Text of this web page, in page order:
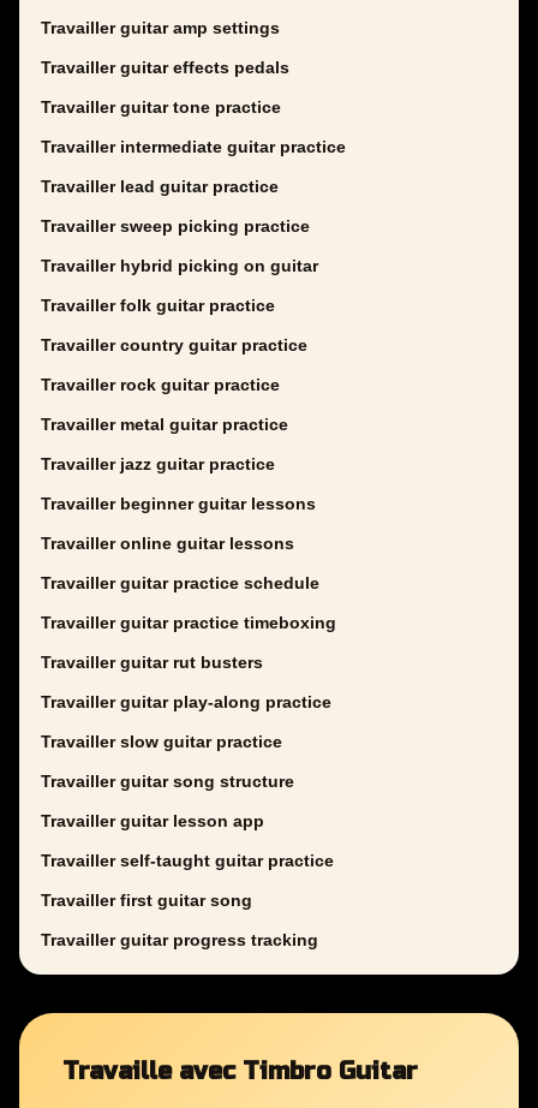
Travailler guitar amp settings
Travailler guitar effects pedals
Travailler guitar tone practice
Travailler intermediate guitar practice
Travailler lead guitar practice
Travailler sweep picking practice
Travailler hybrid picking on guitar
Travailler folk guitar practice
Travailler country guitar practice
Travailler rock guitar practice
Travailler metal guitar practice
Travailler jazz guitar practice
Travailler beginner guitar lessons
Travailler online guitar lessons
Travailler guitar practice schedule
Travailler guitar practice timeboxing
Travailler guitar rut busters
Travailler guitar play-along practice
Travailler slow guitar practice
Travailler guitar song structure
Travailler guitar lesson app
Travailler self-taught guitar practice
Travailler first guitar song
Travailler guitar progress tracking
Travaille avec Timbro Guitar